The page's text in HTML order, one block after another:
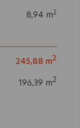
8,94 m2
245,88 m2
196,39 m2